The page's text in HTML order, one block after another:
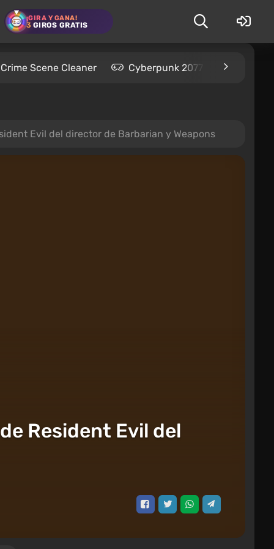
¡GIRA Y GANA!
3 GIROS GRATIS
Crime Scene Cleaner Cyberpunk 2077
Evil del director de Barbarian y Weapons
Resident Evil del